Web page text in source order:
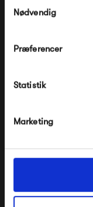
Nødvendig
Præferencer
Statistik
Marketing
270,00 kr
*Ved at tilmelde